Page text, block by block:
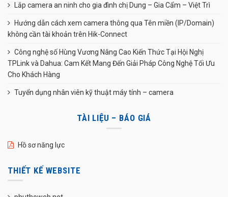
Lắp camera an ninh cho gia đình chị Dung – Gia Cẩm – Việt Trì
Hướng dẫn cách xem camera thông qua Tên miền (IP/Domain)
không cần tài khoản trên Hik-Connect
Công nghệ số Hùng Vương Nâng Cao Kiến Thức Tại Hội Nghị
TPLink và Dahua: Cam Kết Mang Đến Giải Pháp Công Nghệ Tối Ưu
Cho Khách Hàng
Tuyển dụng nhân viên kỹ thuật máy tính – camera
TÀI LIỆU – BÁO GIÁ
Hồ sơ năng lực
THIẾT KẾ WEBSITE